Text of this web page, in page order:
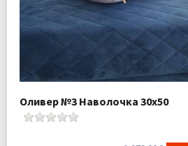
Оливер №3 Наволочка 30х50